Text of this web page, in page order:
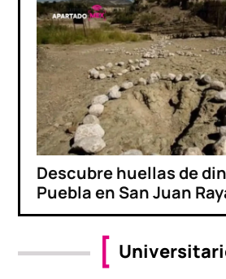
Descubre huellas de
Puebla en San Juan